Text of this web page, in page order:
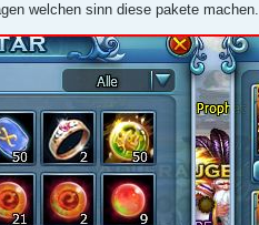
welchen sinn diese pakete machen.